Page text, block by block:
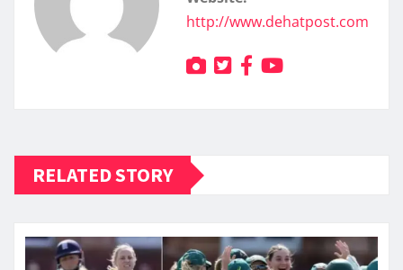
http://www.dehatpost.com
RELATED STORY